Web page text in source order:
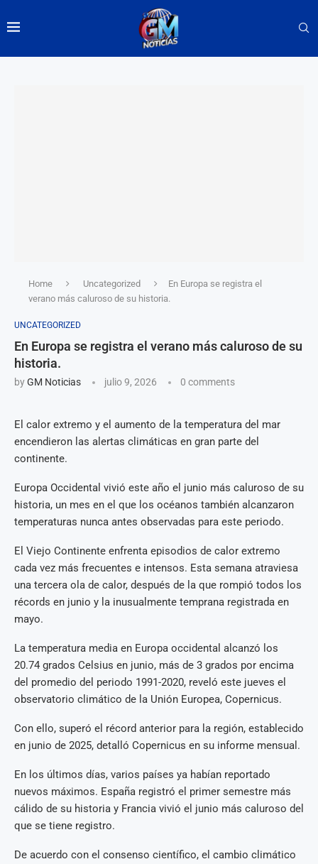
Home Uncategorized
En Europa se registra el
verano más caluroso de su historia.
UNCATEGORIZED
En Europa se registra el verano más caluroso de su
historia.
byGM Noticias julio 9, 2026 0 comments
El calor extremo y el aumento de la temperatura del mar
encendieron las alertas climáticas en gran parte del
continente.
Europa Occidental vivió este año el junio más caluroso de su
historia, un mes en el que los océanos también alcanzaron
temperaturas nunca antes observadas para este periodo.
El Viejo Continente enfrenta episodios de calor extremo
cada vez más frecuentes e intensos. Esta semana atraviesa
una tercera ola de calor, después de la que rompió todos los
récords en junio y la inusualmente temprana registrada en
mayo.
La temperatura media en Europa occidental alcanzó los
20.74 grados Celsius en junio, más de 3 grados por encima
del promedio del periodo 1991-2020, reveló este jueves el
observatorio climático de la Unión Europea, Copernicus.
Con ello, superó el récord anterior para la región, establecido
en junio de 2025, detalló Copernicus en su informe mensual.
En los últimos días, varios países ya habían reportado
nuevos máximos. España registró el primer semestre más
cálido de su historia y Francia vivió el junio más caluroso del
que se tiene registro.
De acuerdo con el consenso científico, el cambio climático